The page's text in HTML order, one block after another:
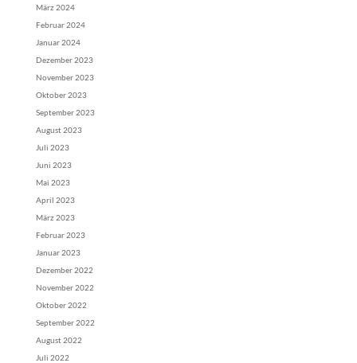
März 2024
Februar 2024
Januar 2024
Dezember 2023
November 2023
Oktober 2023
September 2023
August 2023
Juli 2023
Juni 2023
Mai 2023
April 2023
März 2023
Februar 2023
Januar 2023
Dezember 2022
November 2022
Oktober 2022
September 2022
August 2022
Juli 2022